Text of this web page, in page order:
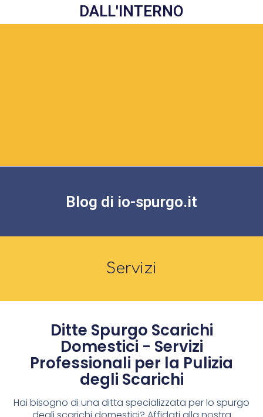
DALL'INTERNO
Blog di io-spurgo.it
Servizi
Ditte Spurgo Scarichi
Domestici - Servizi
Professionali per la Pulizia
degli Scarichi
Hai bisogno di una ditta specializzata per lo spurgo